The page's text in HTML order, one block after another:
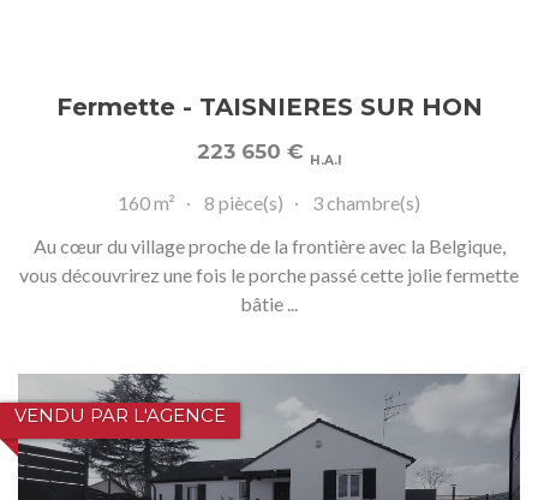
Fermette - TAISNIERES SUR HON
223 650 € H.A.I
160 m² 8 pièce(s)
3 chambre(s)
Au cœur du village proche de la frontière avec la Belgique,
vous découvrirez une fois le porche passé cette jolie fermette
bâtie ...
VENDU PAR L'AGENCE